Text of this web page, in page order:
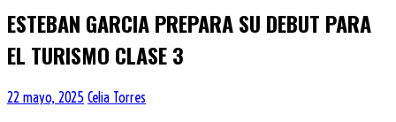
ESTEBAN GARCIA PREPARA SU DEBUT PARA
EL TURISMO CLASE 3
22 mayo, 2025 Celia Torres